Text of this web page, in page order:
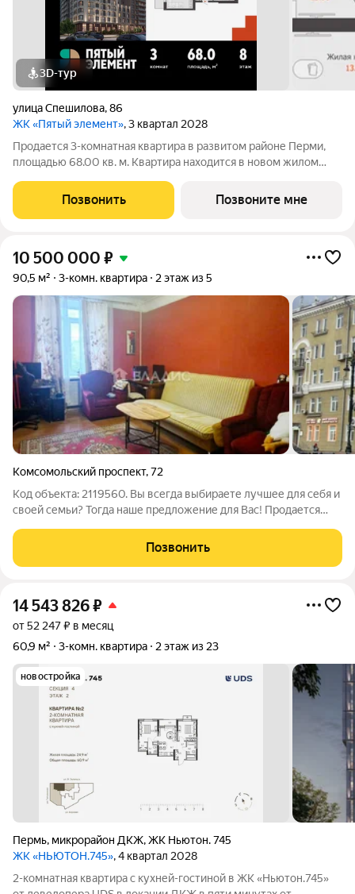
3D-тур
улица Спешилова,86
ЖК «Пятый элемент», 3 квартал 2028
Продается 3-комнатная квартира в развитом районе Перми,
площадью 68.00 кв. м. Квартира находится в новом жилом
«Железно». Проект «Пятый Элемент» это полноценный город
в городе, где в пределах 15
Позвонить Позвоните мне
10 500 000 ₽
90,5 м² 3-комн. квартира 2 этаж из 5
Комсомольский проспект,72
Код объекта: 2119560. Вы всегда выбираете лучшее для себя и
своей семьи? Тогда наше предложение для Вас! Продается
Перми! Все устройство этой квартиры обеспечивает
абсолютный комфорт её владельцам:
Позвонить
14 543 826₽
от 52 247 ₽ в месяц
60,9 м²
3-комн. квартира 2 этаж из 23
новостройка
Пермь, микрорайон ДКЖ,ЖК Ньютон. 745
ЖК «НЬЮТОН.745», 4 квартал 2028
2-комнатная квартира с кухней-гостиной в ЖК «Ньютон.745»